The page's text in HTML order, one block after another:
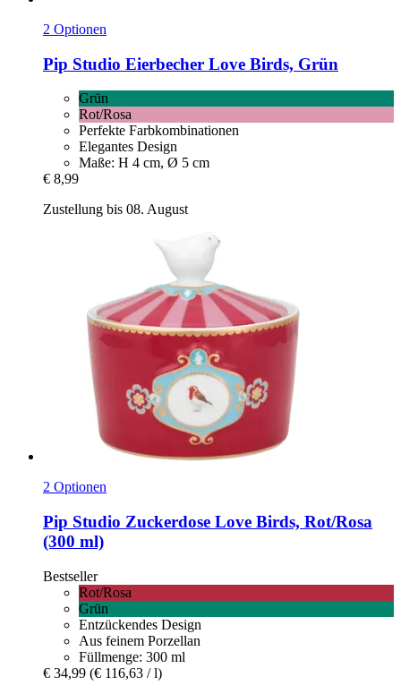
2 Optionen
Pip Studio Eierbecher Love Birds, Grün
Grün
Rot/Rosa
Perfekte Farbkombinationen
Elegantes Design
Maße: H 4 cm, Ø 5 cm
€ 8,99
Zustellung bis 08. August
2 Optionen
Pip Studio Zuckerdose Love Birds, Rot/Rosa
(300 ml)
Bestseller
Rot/Rosa
Grün
Entzückendes Design
Aus feinem Porzellan
Füllmenge: 300 ml
€ 34,99 (€ 116,63 / l)